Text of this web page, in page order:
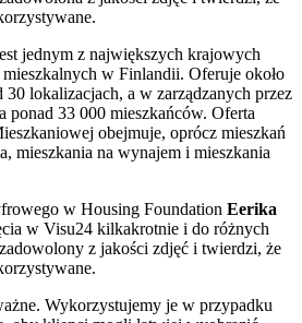
jednym z największych krajowych
w Finlandii. Oferuje około
30 lokalizacjach, a w zarządzanych przez
ponad 33 000 mieszkańców. Oferta
obejmuje, oprócz mieszkań
mieszkania na wynajem i mieszkania
w Housing Foundation Eerika
w Visu24 kilkakrotnie i do różnych
z jakości zdjęć i twierdzi, że
Wykorzystujemy je w przypadku